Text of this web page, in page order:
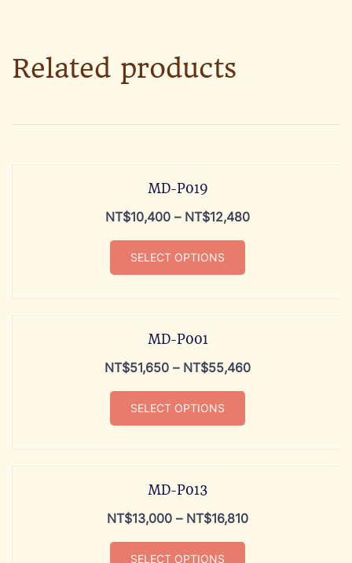
Related products
MD-P019
NT$10,400 – NT$12,480
SELECT OPTIONS
MD-P001
NT$51,650 – NT$55,460
SELECT OPTIONS
MD-P013
NT$13,000 – NT$16,810
SELECT OPTIONS